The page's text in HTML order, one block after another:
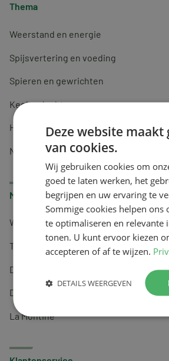
Thema
Weerstand en energie
Spijsvertering en voeding
Spieren en gewrichten
Keel en luchtwegen
Huidverzorging
Nachtrust
Merken
Wapiti
Tai-Ginseng
Dermagíq
Draisma
La Montine
Deze website
van cookies.
Wij gebruiken cookies om
goed te laten werken, het
begrijpen en uw ervaring te
Sommige cookies helpen ons
te optimaliseren en relevante
tonen. U kunt ervoor kiezen
accepteren of af te wijzen.
DETAILS WEERGEVEN